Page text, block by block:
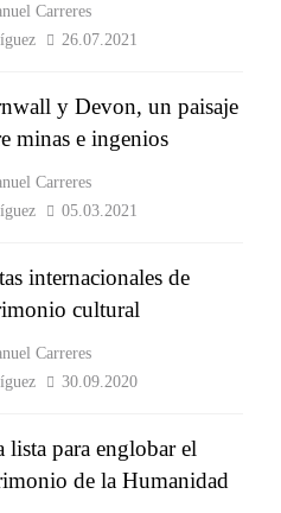
Carreres
26.07.2021
y Devon, un paisaje
minas e ingenios
Carreres
05.03.2021
internacionales de
cultural
Carreres
30.09.2020
lista para englobar el
de la Humanidad